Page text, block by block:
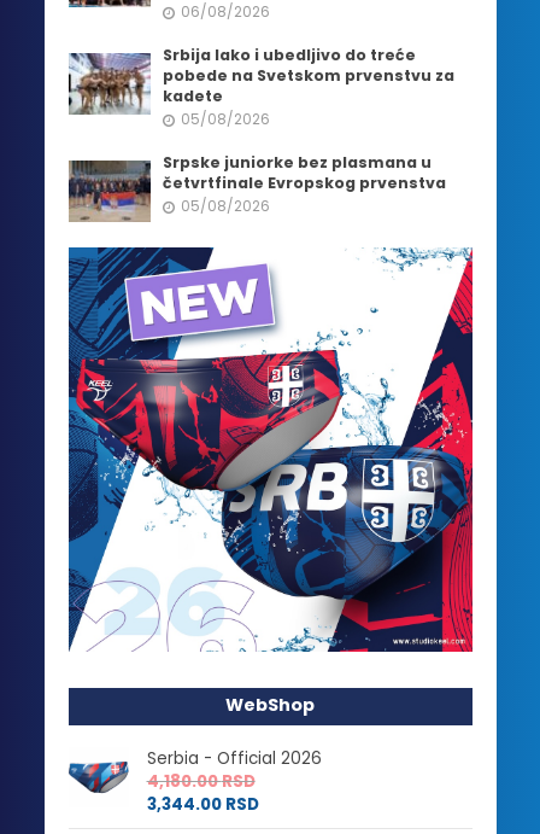
06/08/2026
Srbija lako i ubedljivo do treće
pobede na Svetskom prvenstvu za
kadete
05/08/2026
Srpske juniorke bez plasmana u
četvrtfinale Evropskog prvenstva
05/08/2026
WebShop
Serbia - Official 2026
4,180.00RSD
3,344.00 RSD